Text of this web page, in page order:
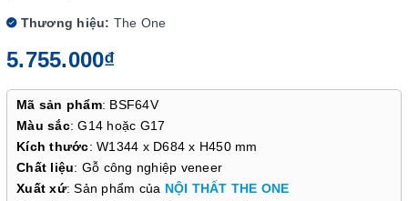
Thương hiệu: The One
5.755.000₫
Mã sản phẩm: BSF64V
Màu sắc: G14 hoặc G17
Kích thước: W1344 x D684 x H450 mm
Chất liệu: Gỗ công nghiệp veneer
Xuất xứ: Sản phẩm của NỘI THẤT THE ONE